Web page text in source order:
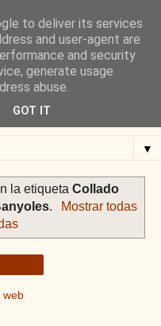
San
▼
la etiqueta Collado
.
Mostrar todas
web
to deliver its services
and user-agent are
and security
generate usage
abuse.
GOT IT